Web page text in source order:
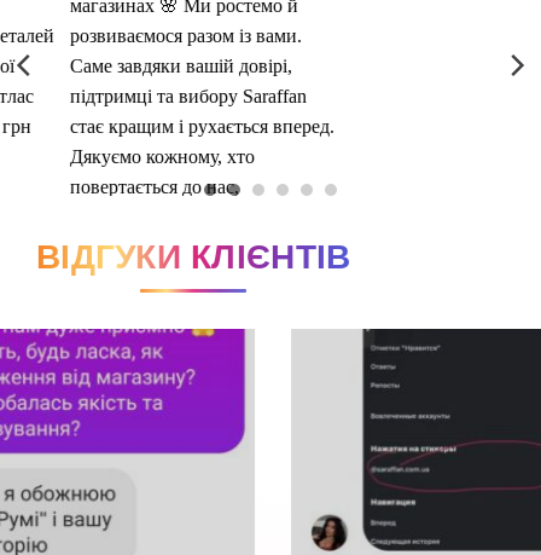
ВІДГУКИ КЛІЄНТІВ